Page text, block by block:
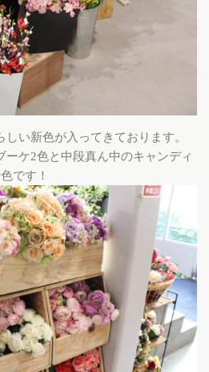
い新色が入ってきております。
ーケ2色と中段真ん中のキャンディ
です！